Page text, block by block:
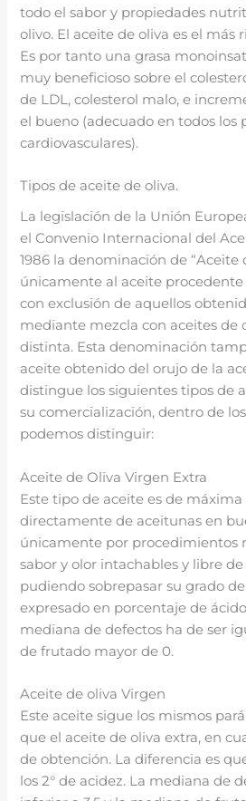
todo el sabor y propiedades
olivo. El aceite de oliva es el más
Es por tanto una grasa
muy beneficioso sobre el
de LDL, colesterol malo, e
el bueno (adecuado en todos los
cardiovasculares).
Tipos de aceite de oliva.
La legislación de la Unión
el Convenio Internacional del
1986 la denominación de “Aceite
únicamente al aceite
con exclusión de aquellos
mediante mezcla con aceites de
distinta. Esta denominación
aceite obtenido del orujo de la
distingue los siguientes tipos de
su comercialización, dentro de
podemos distinguir:
Aceite de Oliva Virgen Extra
Este tipo de aceite es de
directamente de aceitunas en
únicamente por procedimientos
sabor y olor intachables y libre
pudiendo sobrepasar su grado de
expresado en porcentaje de
mediana de defectos ha de ser
de frutado mayor de 0.
Aceite de oliva Virgen
Este aceite sigue los mismos
que el aceite de oliva extra, en
de obtención. La diferencia es
los 2° de acidez. La mediana de